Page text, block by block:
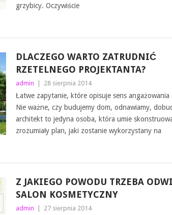
grzybicy. Oczywiście
DLACZEGO WARTO ZATRUDNIĆ
RZETELNEGO PROJEKTANTA?
admin 28 sierpnia 2014
Łatwe zapytanie, które opisuje sens angażowania
Nie ważne, czy budujemy dom, odnawiamy,
architekt to jedyna osoba, która umie
zrozumiały plan, jaki zostanie wykorzystany na
Z JAKIEGO POWODU TRZEBA
SALON KOSMETYCZNY
admin 27 sierpnia 2014